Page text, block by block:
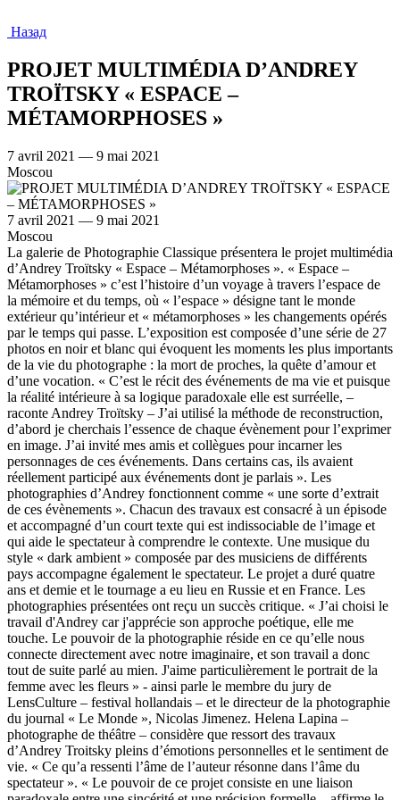
Назад
PROJET MULTIMÉDIA D’ANDREY
TROÏTSKY « ESPACE –
MÉTAMORPHOSES »
7 avril 2021 — 9 mai 2021
Moscou
7 avril 2021 — 9 mai 2021
Moscou
La galerie de Photographie Classique présentera le projet multimédia
d’Andrey Troïtsky « Espace – Métamorphoses ». « Espace –
Métamorphoses » c’est l’histoire d’un voyage à travers l’espace de
la mémoire et du temps, où « l’espace » désigne tant le monde
extérieur qu’intérieur et « métamorphoses » les changements opérés
par le temps qui passe. L’exposition est composée d’une série de 27
photos en noir et blanc qui évoquent les moments les plus importants
de la vie du photographe : la mort de proches, la quête d’amour et
d’une vocation. « C’est le récit des événements de ma vie et puisque
la réalité intérieure à sa logique paradoxale elle est surréelle, –
raconte Andrey Troïtsky – J’ai utilisé la méthode de reconstruction,
d’abord je cherchais l’essence de chaque évènement pour l’exprimer
en image. J’ai invité mes amis et collègues pour incarner les
personnages de ces événements. Dans certains cas, ils avaient
réellement participé aux événements dont je parlais ». Les
photographies d’Andrey fonctionnent comme « une sorte d’extrait
de ces évènements ». Chacun des travaux est consacré à un épisode
et accompagné d’un court texte qui est indissociable de l’image et
qui aide le spectateur à comprendre le contexte. Une musique du
style « dark ambient » composée par des musiciens de différents
pays accompagne également le spectateur. Le projet a duré quatre
ans et demie et le tournage a eu lieu en Russie et en France. Les
photographies présentées ont reçu un succès critique. « J’ai choisi le
travail d'Andrey car j'apprécie son approche poétique, elle me
touche. Le pouvoir de la photographie réside en ce qu’elle nous
connecte directement avec notre imaginaire, et son travail a donc
tout de suite parlé au mien. J'aime particulièrement le portrait de la
femme avec les fleurs » - ainsi parle le membre du jury de
LensCulture – festival hollandais – et le directeur de la photographie
du journal « Le Monde », Nicolas Jimenez. Helena Lapina –
photographe de théâtre – considère que ressort des travaux
d’Andrey Troitsky pleins d’émotions personnelles et le sentiment de
vie. « Ce qu’a ressenti l’âme de l’auteur résonne dans l’âme du
spectateur ». « Le pouvoir de ce projet consiste en une liaison